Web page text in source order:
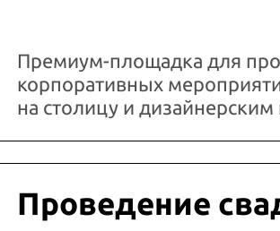
Премиум-площадка для
корпоративных
на столицу и
Проведение